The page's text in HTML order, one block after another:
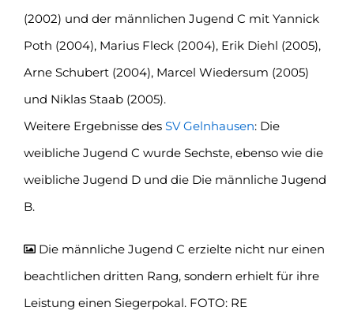
(2002) und der männlichen Jugend C mit Yannick
Poth (2004), Marius Fleck (2004), Erik Diehl (2005),
Arne Schubert (2004), Marcel Wiedersum (2005)
und Niklas Staab (2005).
Weitere Ergebnisse des SV Gelnhausen: Die
weibliche Jugend C wurde Sechste, ebenso wie die
weibliche Jugend D und die Die männliche Jugend
B.
Die männliche Jugend C erzielte nicht nur einen
beachtlichen dritten Rang, sondern erhielt für ihre
Leistung einen Siegerpokal. FOTO: RE